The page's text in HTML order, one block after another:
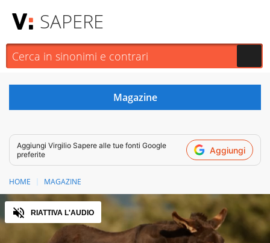
SAPERE
Aggiungi Virgilio Sapere alle tue fonti Google
preferite
Aggiungi
HOME MAGAZINE
Audio
RIATTIVA L'AUDIO